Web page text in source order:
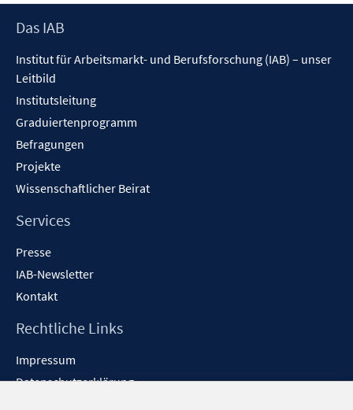
Footer
Das IAB
Institut für Arbeitsmarkt- und Berufsforschung (IAB) – unser
Leitbild
Institutsleitung
Graduiertenprogramm
Befragungen
Projekte
Wissenschaftlicher Beirat
Services
Presse
IAB-Newsletter
Kontakt
Rechtliche Links
Impressum
Datenschutzerklärung